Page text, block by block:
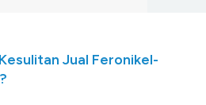
Jual Feronikel-